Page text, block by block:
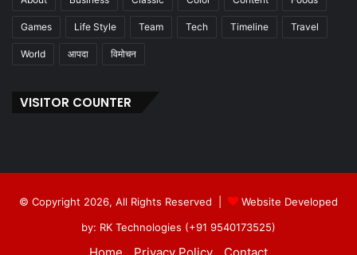
Games Life Style Team Tech Timeline Travel
World आपदा विमोचन
VISITOR COUNTER
© Copyright 2026, All Rights Reserved |
Website Developed
by: RK Technologies (+91 9540173525)